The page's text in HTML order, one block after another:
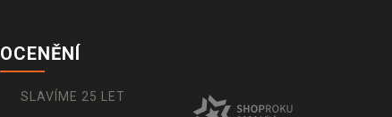
OCENĚNÍ
SLAVÍME 25 LET